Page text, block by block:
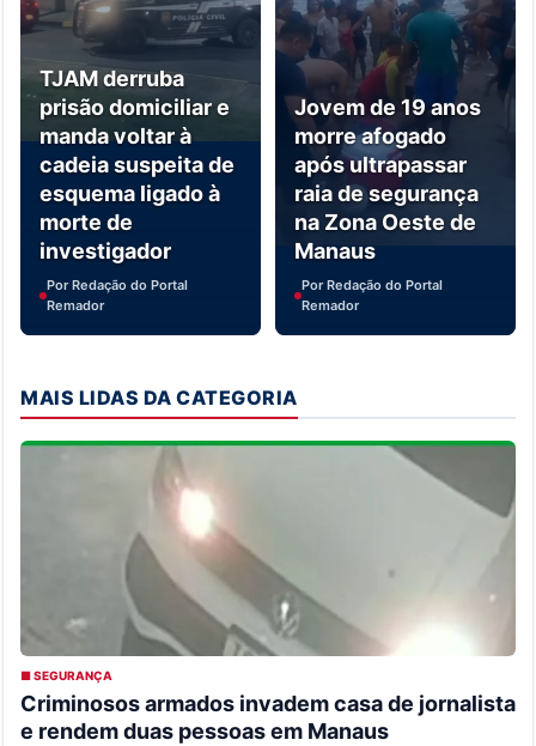
TJAM derruba
prisão domiciliar e
manda voltar à
cadeia suspeita de
esquema ligado à
morte de
investigador
Por Redação do Portal
Remador
Jovem de 19 anos
morre afogado
após ultrapassar
raia de segurança
na Zona Oeste de
Manaus
Por Redação do Portal
Remador
MAIS LIDAS DA CATEGORIA
■ SEGURANÇA
Criminosos armados invadem casa de jornalista
e rendem duas pessoas em Manaus